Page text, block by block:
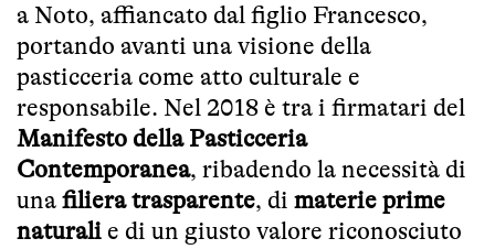
a Noto, affiancato dal figlio Francesco,
portando avanti una visione della
pasticceria come atto culturale e
responsabile. Nel 2018 è tra i firmatari del
Manifesto della Pasticceria
Contemporanea, ribadendo la necessità di
una filiera trasparente, di materie prime
naturali e di un giusto valore riconosciuto